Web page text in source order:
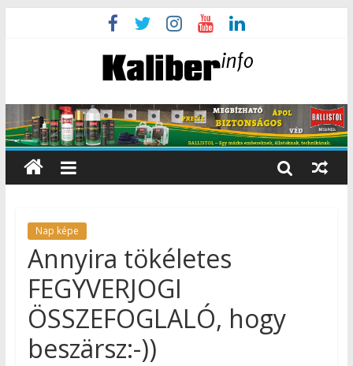
Nap képe
Annyira tökéletes
FEGYVERJOGI
ÖSSZEFOGLALÓ, hogy
beszärsz:-))